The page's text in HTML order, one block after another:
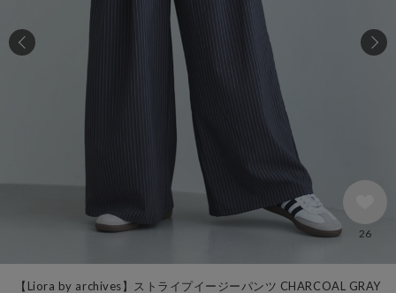
【Liora by archives】ストライプイージーパンツ CHARCOAL GRAY
26